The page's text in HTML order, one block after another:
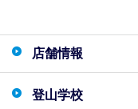
店舗情報
登山学校